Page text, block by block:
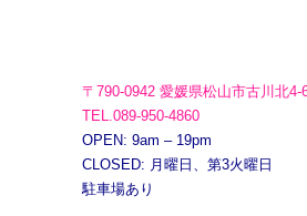
〒790-0942 愛媛県松山市古川北4-
TEL.089-950-4860
OPEN: 9am – 19pm
CLOSED: 月曜日、第3火曜日
駐車場あり